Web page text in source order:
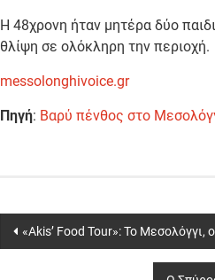
Η 48χρονη ήταν μητέρα δύο
θλίψη σε ολόκληρη την περιοχή.
messolonghivoice.gr
Πηγή: Βαρύ πένθος στο
Post
«Akis’ Food Tour»: Το